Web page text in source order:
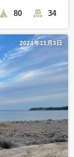
80 34
2024年11月3日